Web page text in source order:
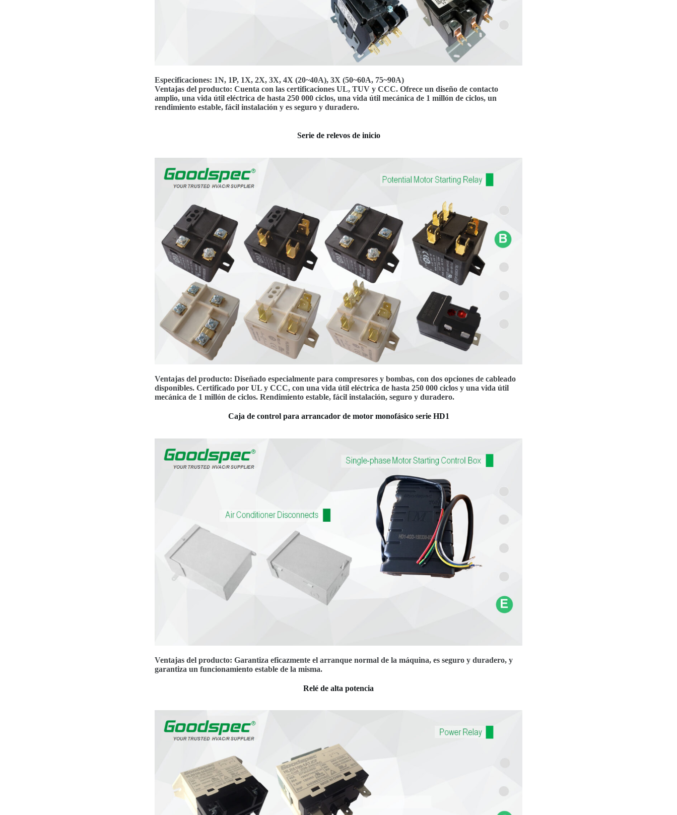
Especificaciones: 1N, 1P, 1X, 2X, 3X, 4X (20~40A), 3X (50~60A, 75~90A)
Ventajas del producto: Cuenta con las certificaciones UL, TUV y CCC. Ofrece un diseño de contacto
amplio, una vida útil eléctrica de hasta 250 000 ciclos, una vida útil mecánica de 1 millón de ciclos, un
rendimiento estable, fácil instalación y es seguro y duradero.
Serie de relevos de inicio
Ventajas del producto: Diseñado especialmente para compresores y bombas, con dos opciones de cableado
disponibles. Certificado por UL y CCC, con una vida útil eléctrica de hasta 250 000 ciclos y una vida útil
mecánica de 1 millón de ciclos. Rendimiento estable, fácil instalación, seguro y duradero.
Caja de control para arrancador de motor monofásico serie HD1
Ventajas del producto: Garantiza eficazmente el arranque normal de la máquina, es seguro y duradero, y
garantiza un funcionamiento estable de la misma.
Relé de alta potencia